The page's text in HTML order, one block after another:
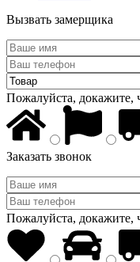
Вызвать замерщика
Пожалуйста, докажите,
Заказать звонок
Пожалуйста, докажите,